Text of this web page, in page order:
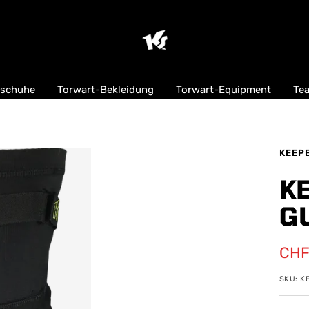
Suisse
Torwart-Bekleidung Torwart-Equipment
SKU: